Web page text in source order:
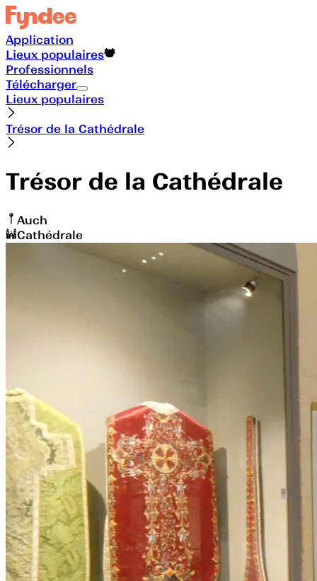
Application
Lieux populaires
Professionnels
Télécharger
Lieux populaires
Trésor de la Cathédrale
Trésor de la Cathédrale
Auch
Cathédrale